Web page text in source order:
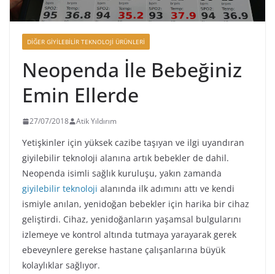
DIĞER GIYILEBILIR TEKNOLOJI ÜRÜNLERI
Neopenda İle Bebeğiniz
Emin Ellerde
27/07/2018 Atik Yıldırım
Yetişkinler için yüksek cazibe taşıyan ve ilgi uyandıran
giyilebilir teknoloji alanına artık bebekler de dahil.
Neopenda isimli sağlık kuruluşu, yakın zamanda
giyilebilir teknoloji alanında ilk adımını attı ve kendi
ismiyle anılan, yenidoğan bebekler için harika bir cihaz
geliştirdi. Cihaz, yenidoğanların yaşamsal bulgularını
izlemeye ve kontrol altında tutmaya yarayarak gerek
ebeveynlere gerekse hastane çalışanlarına büyük
kolaylıklar sağlıyor.